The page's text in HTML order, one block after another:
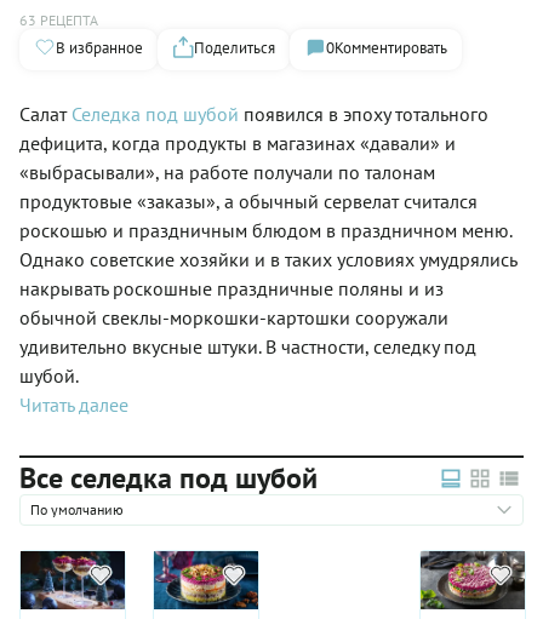
63 РЕЦЕПТА
В избранное Поделиться 0Комментировать
Салат Селедка под шубой появился в эпоху тотального
дефицита, когда продукты в магазинах «давали» и
«выбрасывали», на работе получали по талонам
продуктовые «заказы», а обычный сервелат считался
роскошью и праздничным блюдом в праздничном меню.
Однако советские хозяйки и в таких условиях умудрялись
накрывать роскошные праздничные поляны и из
обычной свеклы-моркошки-картошки сооружали
удивительно вкусные штуки. В частности, селедку под
шубой.
Читать далее
Все селедка под шубой
По умолчанию